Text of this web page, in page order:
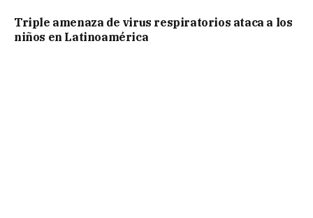
Triple amenaza de virus respiratorios ataca a los
niños en Latinoamérica